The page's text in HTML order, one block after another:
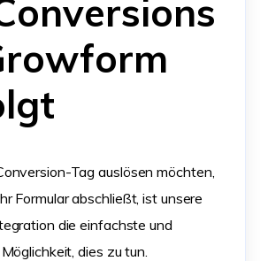
Tag auslösen möchten,
Formular abschließt, ist unsere
die einfachste und
dies zu tun.